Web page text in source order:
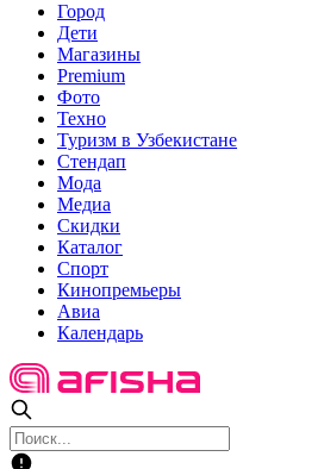
Город
Дети
Магазины
Premium
Фото
Техно
Туризм в Узбекистане
Стендап
Мода
Медиа
Скидки
Каталог
Спорт
Кинопремьеры
Авиа
Календарь